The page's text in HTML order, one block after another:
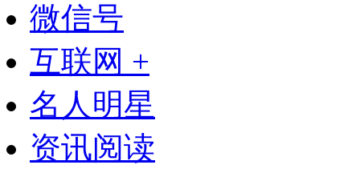
微信号
互联网 +
名人明星
资讯阅读